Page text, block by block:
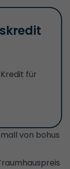
für
von bohus